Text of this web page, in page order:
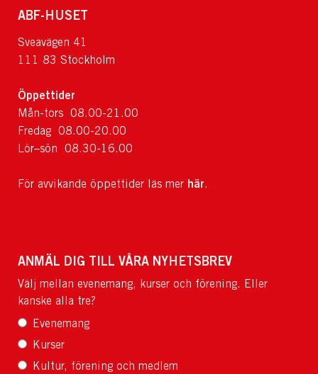
ABF-HUSET
Sveavägen 41
111 83 Stockholm
Öppettider
Mån-tors 08.00-21.00
Fredag 08.00-20.00
Lör–sön 08.30-16.00
För avvikande öppettider läs mer här.
ANMÄL DIG TILL VÅRA NYHETSBREV
Välj mellan evenemang, kurser och förening. Eller
kanske alla tre?
Evenemang
Kurser
Kultur, förening och medlem